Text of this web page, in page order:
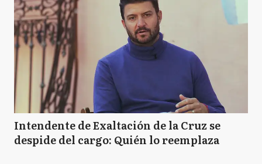
Intendente de Exaltación de la Cruz se
despide del cargo: Quién lo reemplaza